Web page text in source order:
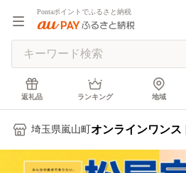
Pontaポイントでふるさと納税
返礼品 ランキング 地域
埼玉県嵐山町 オンラインワンス